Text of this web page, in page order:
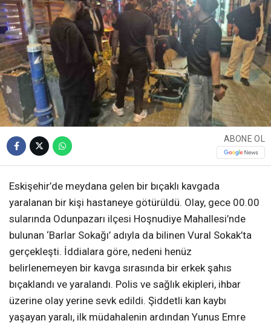
ABONE OL
Eskişehir’de meydana gelen bir bıçaklı kavgada
yaralanan bir kişi hastaneye götürüldü. Olay, gece 00.00
sularında Odunpazarı ilçesi Hoşnudiye Mahallesi’nde
bulunan ‘Barlar Sokağı’ adıyla da bilinen Vural Sokak’ta
gerçekleşti. İddialara göre, nedeni henüz
belirlenemeyen bir kavga sırasında bir erkek şahıs
bıçaklandı ve yaralandı. Polis ve sağlık ekipleri, ihbar
üzerine olay yerine sevk edildi. Şiddetli kan kaybı
yaşayan yaralı, ilk müdahalenin ardından Yunus Emre